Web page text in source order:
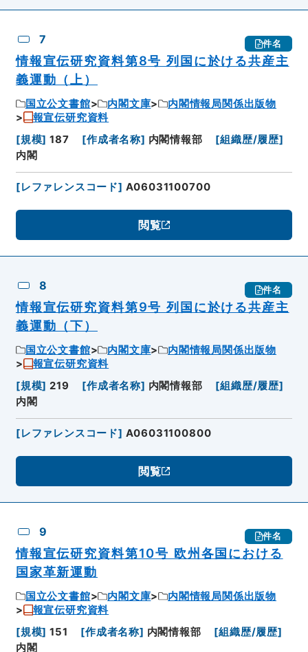
7 件名
情報宣伝研究資料第8号 列国に於ける共産主
義運動（上）
国立公文書館 内閣文庫
内閣情報局関係出版物
報宣伝研究資料
[規模] 187 [作成者名称] 内閣情報部 [組織歴/履歴]
内閣
[レファレンスコード] A06031100700
閲覧
8 件名
情報宣伝研究資料第9号 列国に於ける共産主
義運動（下）
国立公文書館 内閣文庫
内閣情報局関係出版物
報宣伝研究資料
[規模] 219 [作成者名称] 内閣情報部 [組織歴/履歴]
内閣
[レファレンスコード] A06031100800
閲覧
9 件名
情報宣伝研究資料第10号 欧州各国における
国家革新運動
国立公文書館 内閣文庫
内閣情報局関係出版物
報宣伝研究資料
[規模] 151 [作成者名称] 内閣情報部 [組織歴/履歴]
内閣